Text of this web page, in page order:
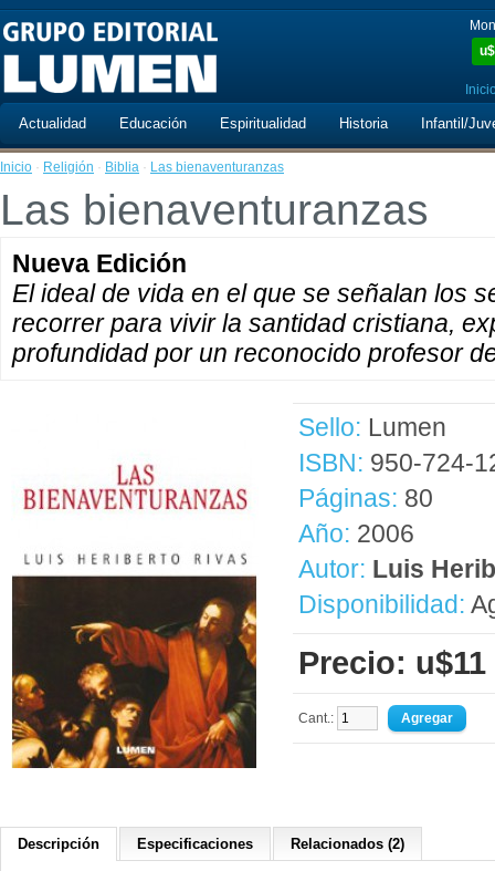
u$
Actualidad Educación Espiritualidad Historia Infantil/
Inicio · Religión · Biblia · Las bienaventuranzas
Las bienaventuranzas
Nueva Edición
El ideal de vida en el que se señalan los
recorrer para vivir la santidad cristiana,
profundidad por un reconocido profesor
Sello: Lumen
ISBN: 950-724-
Páginas: 80
Año: 2006
Autor: Luis
Disponibilidad:
Precio: u$11
Cant.:
Descripción Especificaciones Relacionados (2)